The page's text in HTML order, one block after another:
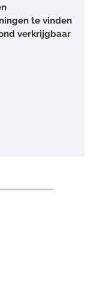
te vinden
verkrijgbaar